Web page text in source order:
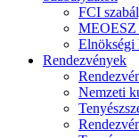
FCI
MEOESZ
Elnökségi
Rendezvények
Nemzeti